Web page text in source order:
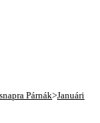
Párnák>Januári